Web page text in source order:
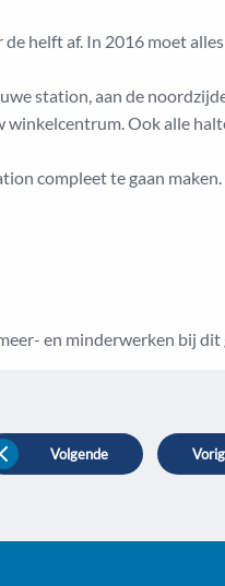
helft af. In 2016 moet
station, aan de
Ook alle
compleet te gaan maken.
en minderwerken bij
Volgende